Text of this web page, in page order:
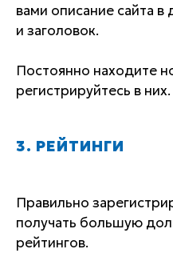
вами описание сайта
и заголовок.
Постоянно находите
регистрируйтесь в них.
3. РЕЙТИНГИ
Правильно
получать большую
рейтингов.